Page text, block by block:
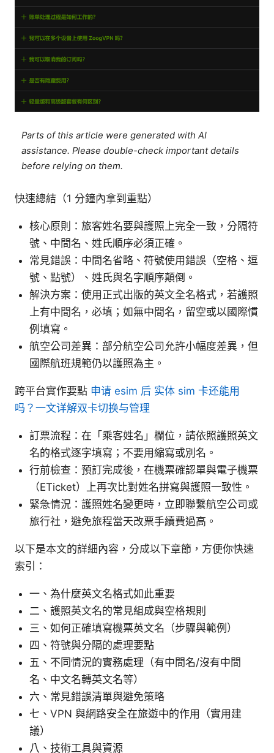
Parts of this article were generated with AI
assistance. Please double-check important details
before relying on them.
快速總結（1 分鐘內拿到重點）
核心原則：旅客姓名要與護照上完全一致，分隔符
號、中間名、姓氏順序必須正確。
常見錯誤：中間名省略、符號使用錯誤（空格、逗
號、點號）、姓氏與名字順序顛倒。
解決方案：使用正式出版的英文全名格式，若護照
上有中間名，必填；如無中間名，留空或以國際慣
例填寫。
航空公司差異：部分航空公司允許小幅度差異，但
國際航班規範仍以護照為主。
跨平台實作要點 申请 esim 后 实体 sim 卡还能用
吗？一文详解双卡切换与管理
訂票流程：在「乘客姓名」欄位，請依照護照英文
名的格式逐字填寫；不要用縮寫或別名。
行前檢查：預訂完成後，在機票確認單與電子機票
（ETicket）上再次比對姓名拼寫與護照一致性。
緊急情況：護照姓名變更時，立即聯繫航空公司或
旅行社，避免旅程當天改票手續費過高。
以下是本文的詳細內容，分成以下章節，方便你快速
索引：
一、為什麼英文名格式如此重要
二、護照英文名的常見組成與空格規則
三、如何正確填寫機票英文名（步驟與範例）
四、符號與分隔的處理要點
五、不同情況的實務處理（有中間名/沒有中間
名、中文名轉英文名等）
六、常見錯誤清單與避免策略
七、VPN 與網路安全在旅遊中的作用（實用建
議）
八、技術工具與資源